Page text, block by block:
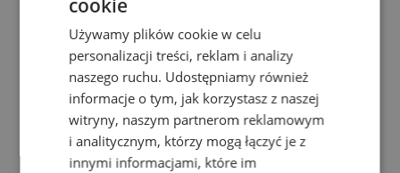
43030019F
43030013F
SIVA200HKS
ENGLISH TRANSLATION
Używamy plików cookie w celu
personalizacji treści, reklam i analizy
naszego ruchu. Udostępniamy również
informacje o tym, jak korzystasz z naszej
witryny, naszym partnerom reklamowym
i analitycznym, którzy mogą łączyć je z
innymi informacjami, które im